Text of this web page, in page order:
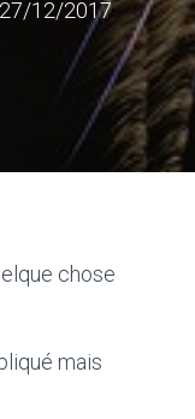
27/12/2017
chose
mais